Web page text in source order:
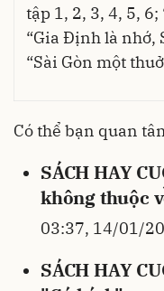
tập 1, 2, 3, 4, 5,
“Gia Định là nhớ,
“Sài Gòn một
Có thể bạn quan
SÁCH HAY
không thuộc
03:37, 14/01/
SÁCH HAY